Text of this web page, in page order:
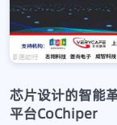
芯片设计的智能
平台CoChiper